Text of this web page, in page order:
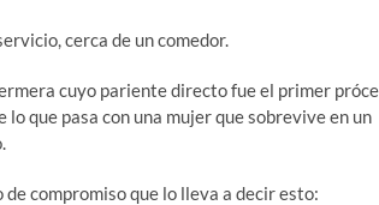
cerca de un comedor.
cuyo pariente directo fue el primer
que pasa con una mujer que sobrevive en un
compromiso que lo lleva a decir esto: